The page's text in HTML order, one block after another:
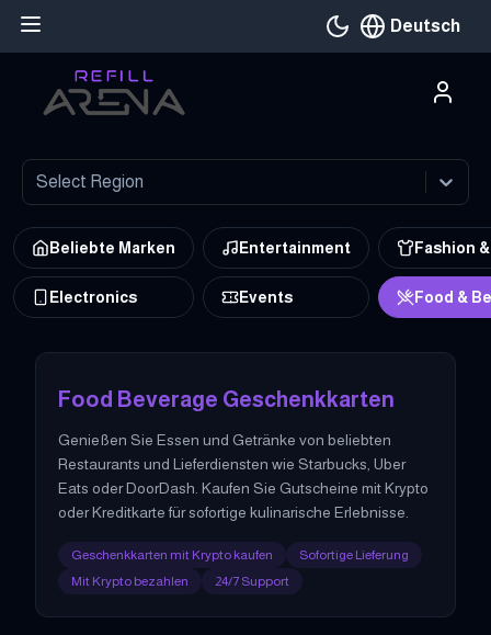
Deutsch
Aktuelle Sprache
Select Region
Beliebte Marken
Electronics
Entertainment
Events
Fashion
Food &
Food Beverage Geschenkkarten
Genießen Sie Essen und Getränke von beliebten
Restaurants und Lieferdiensten wie Starbucks, Uber
Eats oder DoorDash. Kaufen Sie Gutscheine mit Krypto
oder Kreditkarte für sofortige kulinarische Erlebnisse.
Geschenkkarten mit Krypto kaufen
Sofortige Lieferung
Mit Krypto bezahlen
24/7 Support